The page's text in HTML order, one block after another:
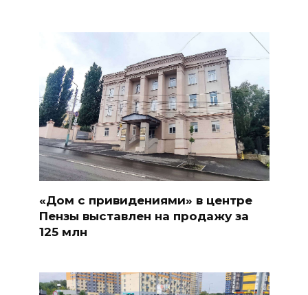
«Дом с привидениями» в центре
Пензы выставлен на продажу за
125 млн